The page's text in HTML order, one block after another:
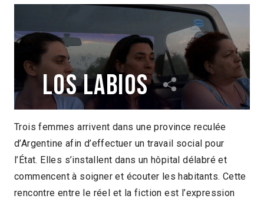
Los labios
Santiago Loza Iván Fund Argentine
2010
1h44
Trois femmes arrivent dans une province reculée
d’Argentine afin d’effectuer un travail social pour
l’État. Elles s’installent dans un hôpital délabré et
commencent à soigner et écouter les habitants. Cette
rencontre entre le réel et la fiction est l’expression